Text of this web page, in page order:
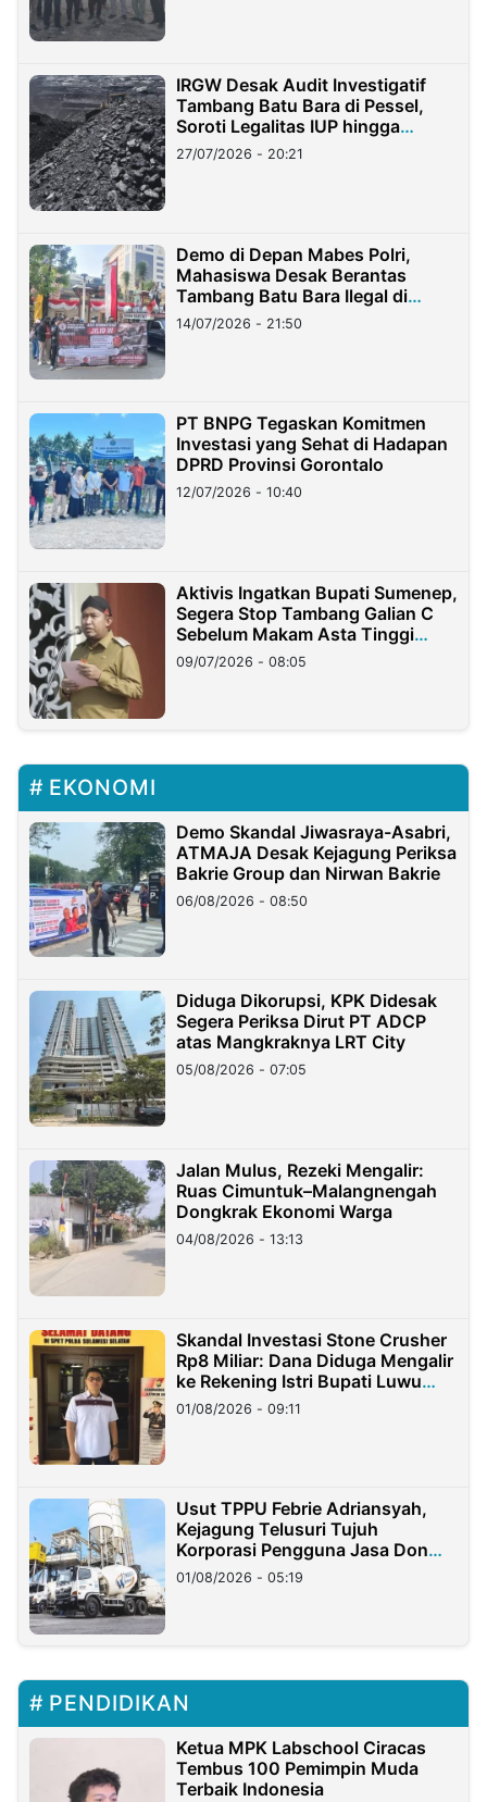
IRGW Desak Audit Investigatif
Tambang Batu Bara di Pessel,
Soroti Legalitas IUP hingga
Stockpile
27/07/2026 - 20:21
Demo di Depan Mabes Polri,
Mahasiswa Desak Berantas
Tambang Batu Bara Ilegal di
Lampung
14/07/2026 - 21:50
PT BNPG Tegaskan Komitmen
Investasi yang Sehat di Hadapan
DPRD Provinsi Gorontalo
12/07/2026 - 10:40
Aktivis Ingatkan Bupati Sumenep,
Segera Stop Tambang Galian C
Sebelum Makam Asta Tinggi
Longsor
09/07/2026 - 08:05
EKONOMI
Demo Skandal Jiwasraya-Asabri,
ATMAJA Desak Kejagung Periksa
Bakrie Group dan Nirwan Bakrie
06/08/2026 - 08:50
Diduga Dikorupsi, KPK Didesak
Segera Periksa Dirut PT ADCP
atas Mangkraknya LRT City
05/08/2026 - 07:05
Jalan Mulus, Rezeki Mengalir:
Ruas Cimuntuk–Malangnengah
Dongkrak Ekonomi Warga
04/08/2026 - 13:13
Skandal Investasi Stone Crusher
Rp8 Miliar: Dana Diduga Mengalir
ke Rekening Istri Bupati Luwu
Timur
01/08/2026 - 09:11
Usut TPPU Febrie Adriansyah,
Kejagung Telusuri Tujuh
Korporasi Pengguna Jasa Don
Ritto
01/08/2026 - 05:19
PENDIDIKAN
Ketua MPK Labschool Ciracas
Tembus 100 Pemimpin Muda
Terbaik Indonesia